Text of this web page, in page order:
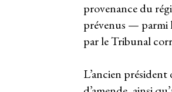
provenance du
prévenus — parmi
par le Tribunal
L’ancien